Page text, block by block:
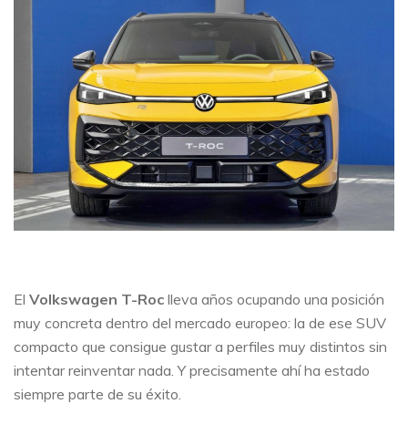
El Volkswagen T-Roc lleva años ocupando una posición
muy concreta dentro del mercado europeo: la de ese SUV
compacto que consigue gustar a perfiles muy distintos sin
intentar reinventar nada. Y precisamente ahí ha estado
siempre parte de su éxito.